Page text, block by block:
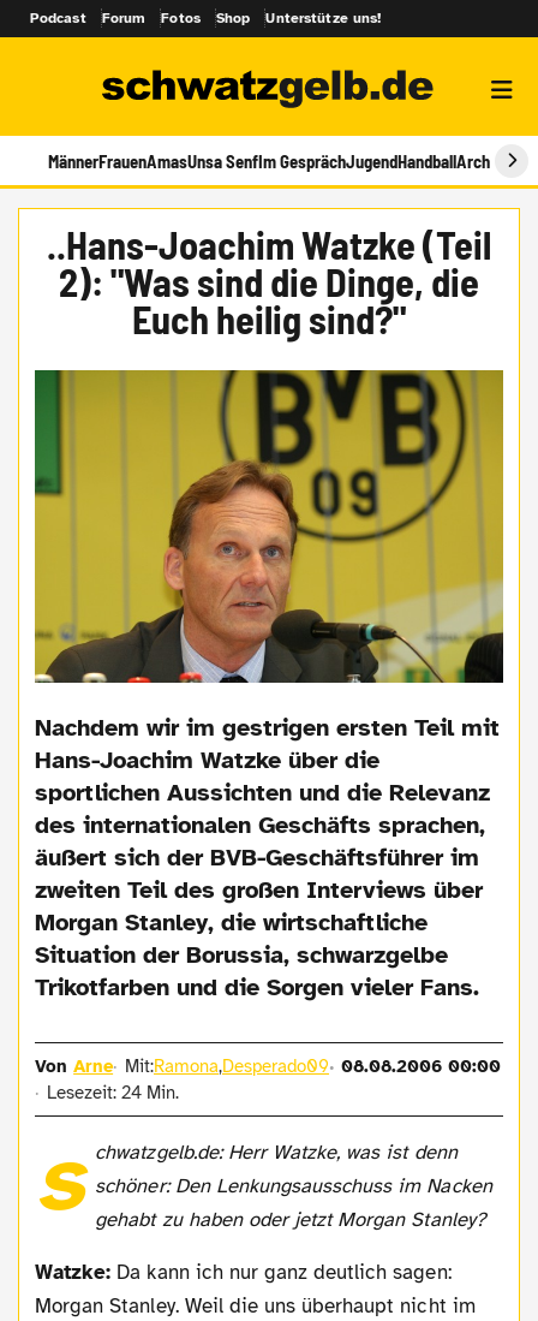
Podcast Forum Fotos Shop Unterstütze uns!
MännerFrauenAmasUnsa SenfIm GesprächJugendHandballArchiv
..Hans-Joachim Watzke (Teil
2): "Was sind die Dinge, die
Euch heilig sind?"
Nachdem wir im gestrigen ersten Teil mit
Hans-Joachim Watzke über die
sportlichen Aussichten und die Relevanz
des internationalen Geschäfts sprachen,
äußert sich der BVB-Geschäftsführer im
zweiten Teil des großen Interviews über
Morgan Stanley, die wirtschaftliche
Situation der Borussia, schwarzgelbe
Trikotfarben und die Sorgen vieler Fans.
VonArne Mit:Ramona,Desperado09
08.08.2006 00:00
Lesezeit: 24 Min.
s chwatzgelb.de: Herr Watzke, was ist denn
schöner: Den Lenkungsausschuss im Nacken
gehabt zu haben oder jetzt Morgan Stanley?
Watzke: Da kann ich nur ganz deutlich sagen:
Morgan Stanley. Weil die uns überhaupt nicht im